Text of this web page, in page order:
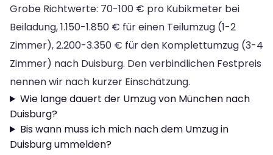
Grobe Richtwerte: 70-100 € pro Kubikmeter bei
Beiladung, 1.150-1.850 € für einen Teilumzug (1-2
Zimmer), 2.200-3.350 € für den Komplettumzug (3-4
Zimmer) nach Duisburg. Den verbindlichen Festpreis
nennen wir nach kurzer Einschätzung.
Wie lange dauert der Umzug von München nach
Duisburg?
Bis wann muss ich mich nach dem Umzug in
Duisburg ummelden?